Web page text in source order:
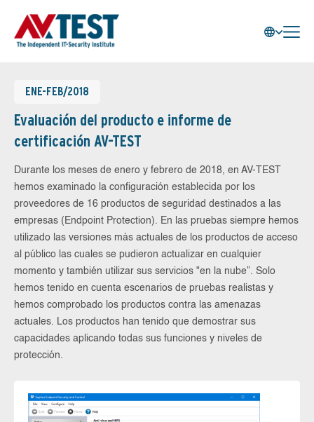
ENE-FEB/2018
Evaluación del producto e informe de
certificación AV-TEST
Durante los meses de enero y febrero de 2018, en AV-TEST
hemos examinado la configuración establecida por los
proveedores de 16 productos de seguridad destinados a las
empresas (Endpoint Protection). En las pruebas siempre hemos
utilizado las versiones más actuales de los productos de acceso
al público las cuales se pudieron actualizar en cualquier
momento y también utilizar sus servicios "en la nube”. Solo
hemos tenido en cuenta escenarios de pruebas realistas y
hemos comprobado los productos contra las amenazas
actuales. Los productos han tenido que demostrar sus
capacidades aplicando todas sus funciones y niveles de
protección.